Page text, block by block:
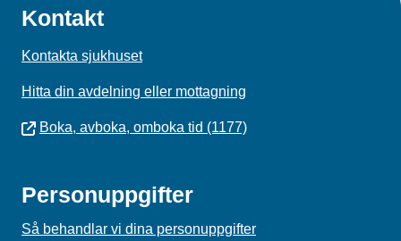
Kontakt
Kontakta sjukhuset
Hitta din avdelning eller mottagning
Boka, avboka, omboka tid (1177)
Personuppgifter
Så behandlar vi dina personuppgifter